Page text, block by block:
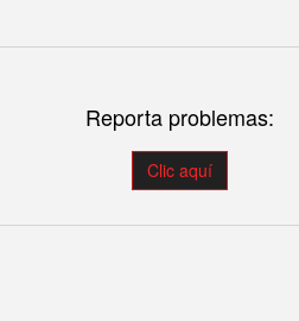
Reporta problemas:
Clic aquí